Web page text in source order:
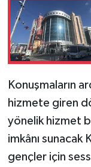
Konuşmaların
hizmete giren
yönelik hizmet
imkânı sunacak
gençler için